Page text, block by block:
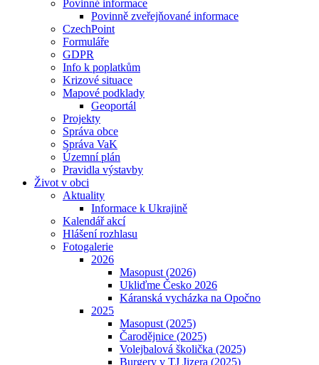
Povinné informace
Povinně zveřejňované informace
CzechPoint
Formuláře
GDPR
Info k poplatkům
Krizové situace
Mapové podklady
Geoportál
Projekty
Správa obce
Správa VaK
Územní plán
Pravidla výstavby
Život v obci
Aktuality
Informace k Ukrajině
Kalendář akcí
Hlášení rozhlasu
Fotogalerie
2026
Masopust (2026)
Ukliďme Česko 2026
Káranská vycházka na Opočno
2025
Masopust (2025)
Čarodějnice (2025)
Volejbalová školička (2025)
Burgery v TJ Jizera (2025)